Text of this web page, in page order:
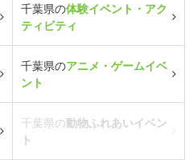
千葉県の体験イベント・アク
ティビティ
千葉県のアニメ・ゲームイベ
ント
千葉県の動物ふれあいイベン
ト